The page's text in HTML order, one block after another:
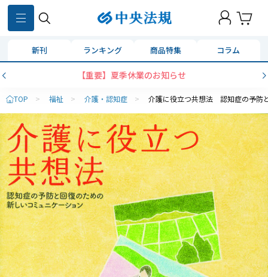
新刊 ランキング 商品特集 コラム
【重要】夏季休業のお知らせ
TOP > 福祉 > 介護・認知症 > 介護に役立つ共想法 認知症の予防